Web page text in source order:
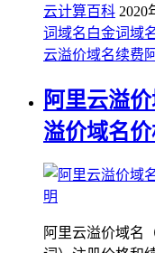
云计算百科 2020
词域名 白金词域
云溢价域名续费
阿里云溢
溢价域名
阿里云溢价域名